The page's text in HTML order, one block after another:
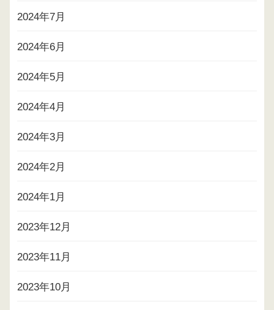
2024年7月
2024年6月
2024年5月
2024年4月
2024年3月
2024年2月
2024年1月
2023年12月
2023年11月
2023年10月